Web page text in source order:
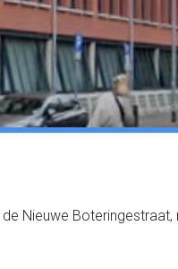
Nieuwe